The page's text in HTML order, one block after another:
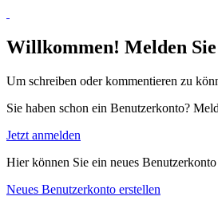
Willkommen! Melden
Um schreiben oder kommentieren zu
Sie haben schon ein Benutzerkonto?
Jetzt anmelden
Hier können Sie ein neues Benutzerkonto
Neues Benutzerkonto erstellen